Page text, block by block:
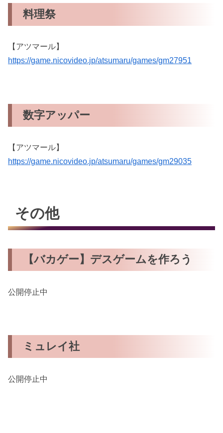
料理祭
【アツマール】
https://game.nicovideo.jp/atsumaru/games/gm27951
数字アッパー
【アツマール】
https://game.nicovideo.jp/atsumaru/games/gm29035
その他
【バカゲー】デスゲームを作ろう
公開停止中
ミュレイ社
公開停止中